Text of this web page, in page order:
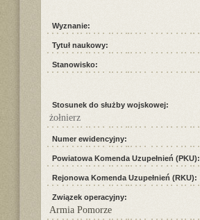
Wyznanie:
Tytuł naukowy:
Stanowisko:
Stosunek do służby wojskowej:
żołnierz
Numer ewidencyjny:
Powiatowa Komenda Uzupełnień (PKU):
Rejonowa Komenda Uzupełnień (RKU):
Związek operacyjny:
Armia Pomorze